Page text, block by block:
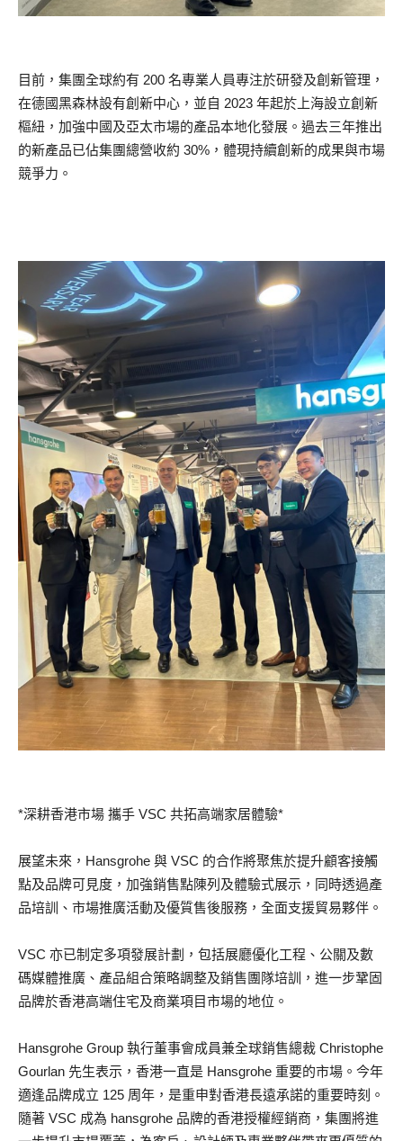
目前，集團全球約有 200 名專業人員專注於研發及創新管理，
在德國黑森林設有創新中心，並自 2023 年起於上海設立創新
樞紐，加強中國及亞太市場的產品本地化發展。過去三年推出
的新產品已佔集團總營收約 30%，體現持續創新的成果與市場
競爭力。
*深耕香港市場 攜手 VSC 共拓高端家居體驗*
展望未來，Hansgrohe 與 VSC 的合作將聚焦於提升顧客接觸
點及品牌可見度，加強銷售點陳列及體驗式展示，同時透過產
品培訓、市場推廣活動及優質售後服務，全面支援貿易夥伴。
VSC 亦已制定多項發展計劃，包括展廳優化工程、公關及數
碼媒體推廣、產品組合策略調整及銷售團隊培訓，進一步鞏固
品牌於香港高端住宅及商業項目市場的地位。
Hansgrohe Group 執行董事會成員兼全球銷售總裁 Christophe
Gourlan 先生表示，香港一直是 Hansgrohe 重要的市場。今年
適逢品牌成立 125 周年，是重申對香港長遠承諾的重要時刻。
隨著 VSC 成為 hansgrohe 品牌的香港授權經銷商，集團將進